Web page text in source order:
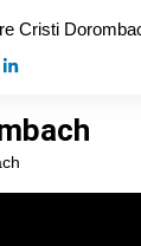
Cristi